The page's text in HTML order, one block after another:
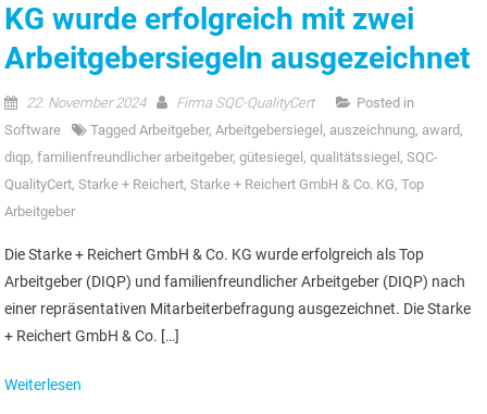
KG wurde erfolgreich mit zwei
Arbeitgebersiegeln ausgezeichnet
22. November 2024 Firma SQC-QualityCert
Posted in
Software
TaggedArbeitgeber,Arbeitgebersiegel , auszeichnung, award ,
diqp,familienfreundlicher arbeitgeber,gütesiegel ,qualitätssiegel ,SQC-
QualityCert,Starke + Reichert,Starke + Reichert GmbH & Co. KG,Top
Arbeitgeber
Die Starke + Reichert GmbH & Co. KG wurde erfolgreich als Top
Arbeitgeber (DIQP) und familienfreundlicher Arbeitgeber (DIQP) nach
einer repräsentativen Mitarbeiterbefragung ausgezeichnet. Die Starke
+ Reichert GmbH & Co. […]
Weiterlesen